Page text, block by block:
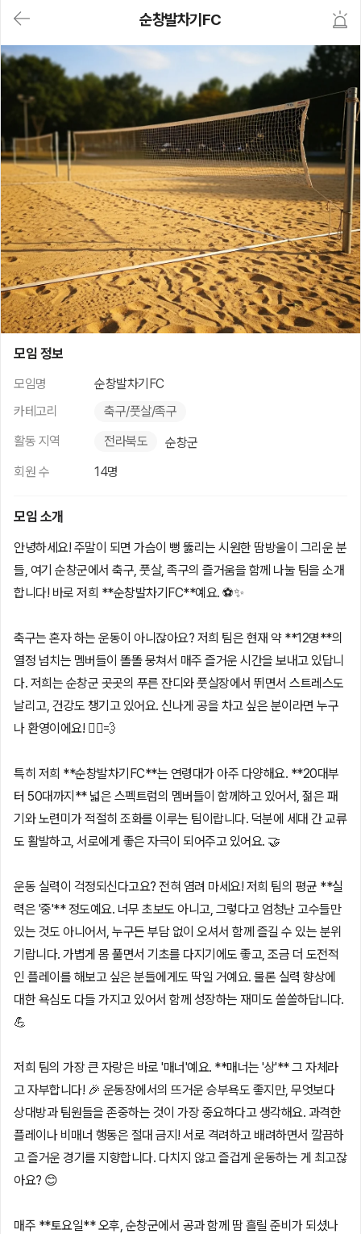
가
기
게
시
판,
내
모
임,
M
Y)
본
문
바
로
가
기
순창발차기FC
모임 정보
모임명
순창발차기FC
카테고리
축구/풋살/족구
활동 지역
전라북도
순창군
회원 수
14명
모임 소개
안녕하세요! 주말이 되면 가슴이 뻥 뚫리는 시원한 땀방울이 그리운 분
들, 여기 순창군에서 축구, 풋살, 족구의 즐거움을 함께 나눌 팀을 소개
합니다! 바로 저희 **순창발차기FC**예요. ⚽️✨
축구는 혼자 하는 운동이 아니잖아요? 저희 팀은 현재 약 **12명**의
열정 넘치는 멤버들이 똘똘 뭉쳐서 매주 즐거운 시간을 보내고 있답니
다. 저희는 순창군 곳곳의 푸른 잔디와 풋살장에서 뛰면서 스트레스도
날리고, 건강도 챙기고 있어요. 신나게 공을 차고 싶은 분이라면 누구
나 환영이에요! 🏃‍♂️💨
특히 저희 **순창발차기FC**는 연령대가 아주 다양해요. **20대부
터 50대까지** 넓은 스펙트럼의 멤버들이 함께하고 있어서, 젊은 패
기와 노련미가 적절히 조화를 이루는 팀이랍니다. 덕분에 세대 간 교류
도 활발하고, 서로에게 좋은 자극이 되어주고 있어요. 🤝
운동 실력이 걱정되신다고요? 전혀 염려 마세요! 저희 팀의 평균 **실
력은 '중'** 정도예요. 너무 초보도 아니고, 그렇다고 엄청난 고수들만
있는 것도 아니어서, 누구든 부담 없이 오셔서 함께 즐길 수 있는 분위
기랍니다. 가볍게 몸 풀면서 기초를 다지기에도 좋고, 조금 더 도전적
인 플레이를 해보고 싶은 분들에게도 딱일 거예요. 물론 실력 향상에
대한 욕심도 다들 가지고 있어서 함께 성장하는 재미도 쏠쏠하답니다.
💪
저희 팀의 가장 큰 자랑은 바로 '매너'예요. **매너는 '상'** 그 자체라
고 자부합니다! 🎉 운동장에서의 뜨거운 승부욕도 좋지만, 무엇보다
상대방과 팀원들을 존중하는 것이 가장 중요하다고 생각해요. 과격한
플레이나 비매너 행동은 절대 금지! 서로 격려하고 배려하면서 깔끔하
고 즐거운 경기를 지향합니다. 다치지 않고 즐겁게 운동하는 게 최고잖
아요? 😊
매주 **토요일** 오후, 순창군에서 공과 함께 땀 흘릴 준비가 되셨나